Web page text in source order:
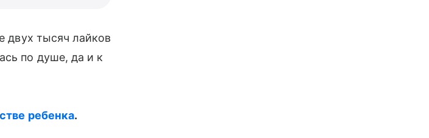
двух тысяч лайков
по душе, да и к
ребенка.